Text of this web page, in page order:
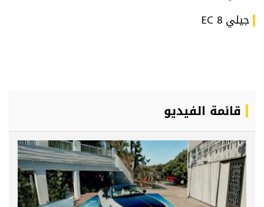
جيلي EC 8
قائمة الفيديو